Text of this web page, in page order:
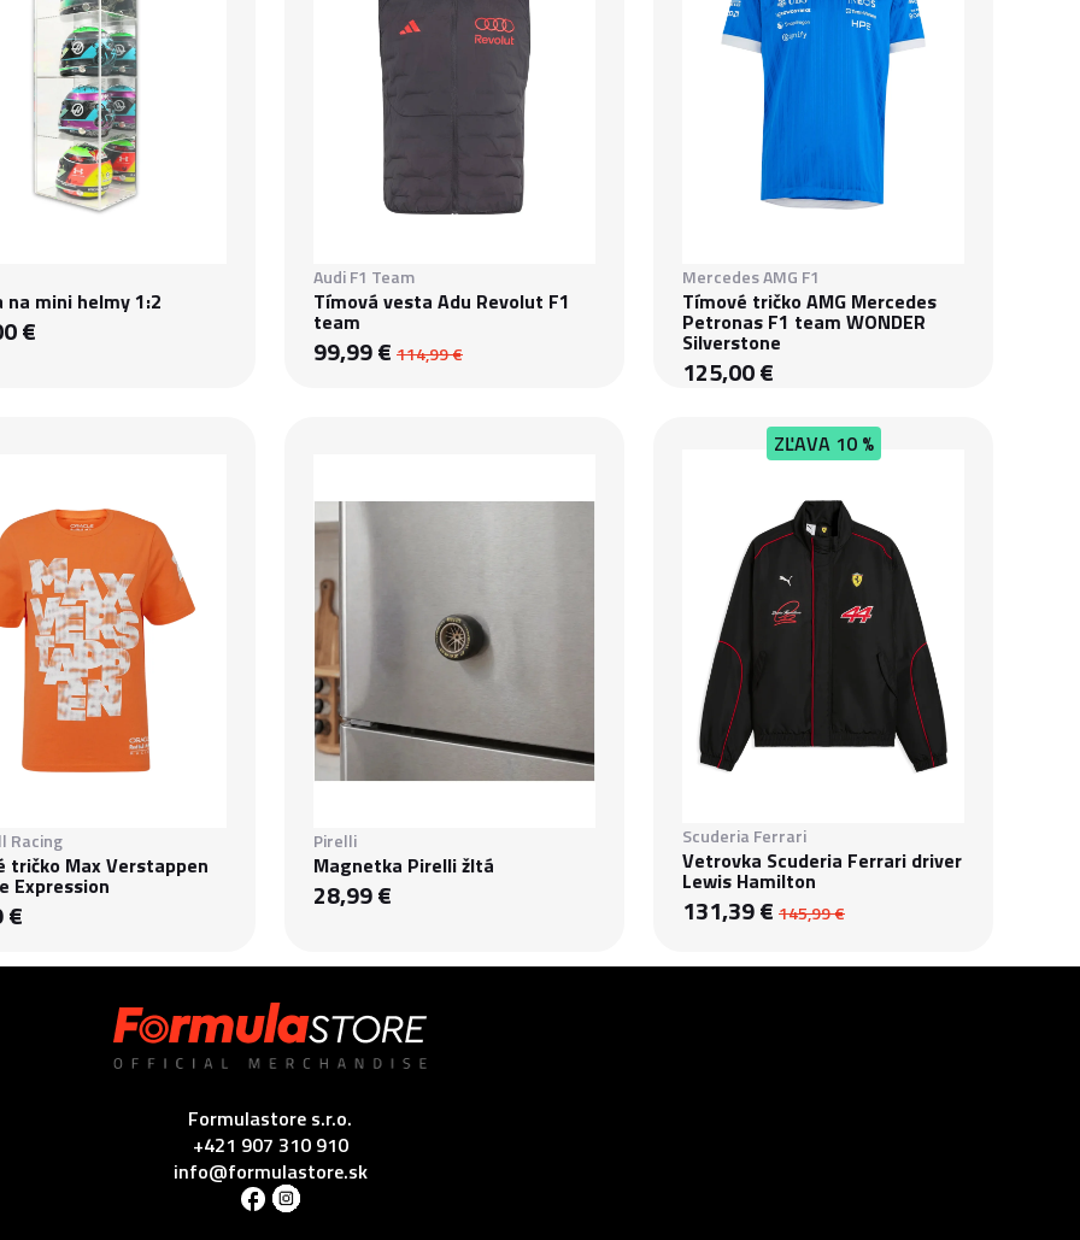
mini helmy 1:2
€
Audi F1 Team
Tímová vesta Adu Revolut F1
team
99,99 € 114,99 €
Mercedes AMG F1
Tímové tričko AMG Mercedes
Petronas F1 team WONDER
Silverstone
125,00 €
Racing
tričko Max Verstappen
Expression
€
Pirelli
Magnetka Pirelli žltá
28,99 €
ZĽAVA10 %
Scuderia Ferrari
Vetrovka Scuderia Ferrari driver
Lewis Hamilton
131,39 € 145,99 €
Formulastore s.r.o.
+421 907 310 910
info@formulastore.sk